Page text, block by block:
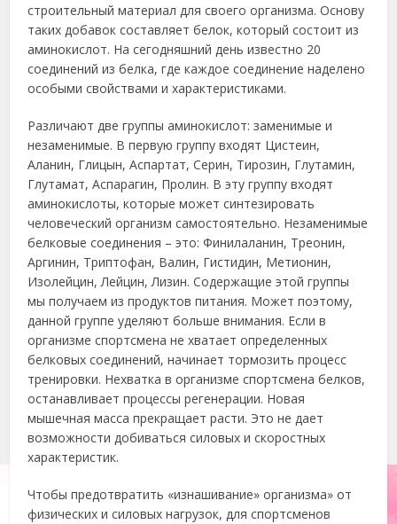
строительный материал для своего организма. Основу
таких добавок составляет белок, который состоит из
аминокислот. На сегодняшний день известно 20
соединений из белка, где каждое соединение наделено
особыми свойствами и характеристиками.
Различают две группы аминокислот: заменимые и
незаменимые. В первую группу входят Цистеин,
Аланин, Глицын, Аспартат, Серин, Тирозин, Глутамин,
Глутамат, Аспарагин, Пролин. В эту группу входят
аминокислоты, которые может синтезировать
человеческий организм самостоятельно. Незаменимые
белковые соединения – это: Финилаланин, Треонин,
Аргинин, Триптофан, Валин, Гистидин, Метионин,
Изолейцин, Лейцин, Лизин. Содержащие этой группы
мы получаем из продуктов питания. Может поэтому,
данной группе уделяют больше внимания. Если в
организме спортсмена не хватает определенных
белковых соединений, начинает тормозить процесс
тренировки. Нехватка в организме спортсмена белков,
останавливает процессы регенерации. Новая
мышечная масса прекращает расти. Это не дает
возможности добиваться силовых и скоростных
характеристик.
Чтобы предотвратить «изнашивание» организма» от
физических и силовых нагрузок, для спортсменов